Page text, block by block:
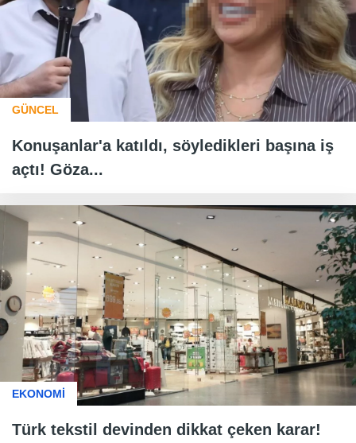
GÜNCEL
Konuşanlar'a katıldı, söyledikleri başına iş
açtı! Göza...
EKONOMİ
Türk tekstil devinden dikkat çeken karar!